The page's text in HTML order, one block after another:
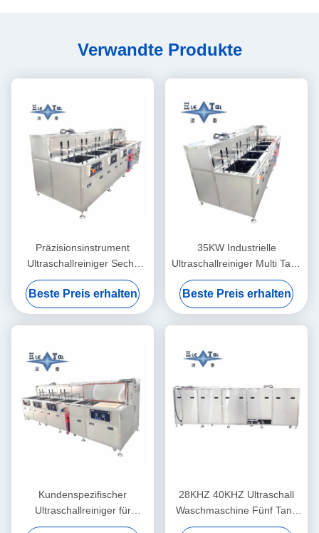
Verwandte Produkte
Präzisionsinstrument
Ultraschallreiniger Sechs
Tanks Labor
Ultraschallreinigungsmaschine
28KHZ 40KHZ
Beste Preis erhalten
35KW Industrielle
Ultraschallreiniger Multi Tank
Manuelle Reinigungslinie
Beste Preis erhalten
Kundenspezifischer
Ultraschallreiniger für
Instrumente, geräuscharm,
28KHZ 40KHZ Ultraschall
Waschmaschine Fünf Tank
Ultraschall-Instrument